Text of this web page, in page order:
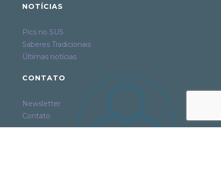
NOTÍCIAS
Pics no SUS
Saberes Tradicionais
Últimas notícias
CONTATO
Newsletter
Contato